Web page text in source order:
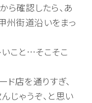
ら確認したら、あ
州街道沿いをまっ
こと…そこそこ
ド店を通りすぎ、
じゃうぞ、と思い